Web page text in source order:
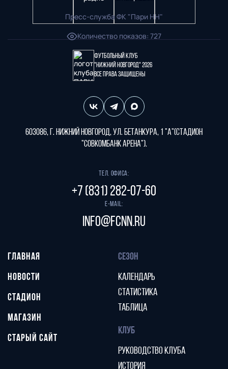
Пресс-служба ФК "Пари НН"
Количество показов: 727
Футбольный клуб
"Нижний Новгород" 2026
Все права защищены
603086, г. Нижний Новгород, ул. Бетанкура, 1 "А"(стадион
"СОВКОМБАНК АРЕНА").
Тел. офиса:
+7 (831) 282-07-60
E-mail:
info@fcnn.ru
ГЛАВНАЯ
НОВОСТИ
СТАДИОН
МАГАЗИН
СТАРЫЙ САЙТ
СЕЗОН
КАЛЕНДАРЬ
СТАТИСТИКА
ТАБЛИЦА
КЛУБ
РУКОВОДСТВО КЛУБА
ИСТОРИЯ